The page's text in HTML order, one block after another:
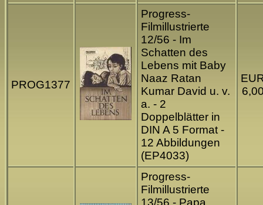
PROG1377
Progress-
Filmillustrierte
12/56 - Im
Schatten des
Lebens mit Baby
Naaz Ratan
Kumar David u. v.
a. - 2
Doppelblätter in
DIN A 5 Format -
12 Abbildungen
(EP4033)
Progress-
Filmillustrierte
13/56 - Papa